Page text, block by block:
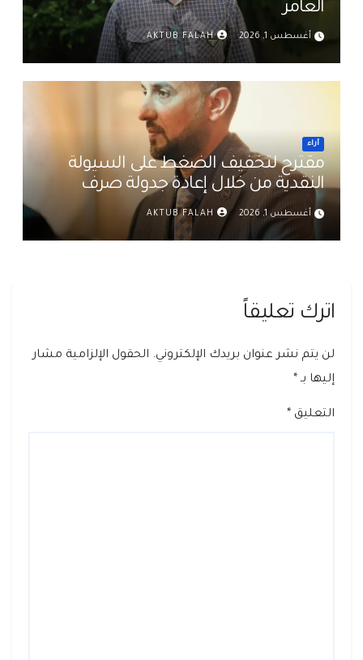
العامر
أغسطس 1, 2026 AKTUB FALAH
أراء
مقترح لتخفيف الضغط على السيولة
النقدية من خلال إعادة جدولة صرف
رواتب الموظفين في العراق د. عمر حميد
أغسطس 1, 2026 AKTUB FALAH
اترك تعليقاً
لن يتم نشر عنوان بريدك الإلكتروني. الحقول الإلزامية مشار
إليها بـ *
التعليق *